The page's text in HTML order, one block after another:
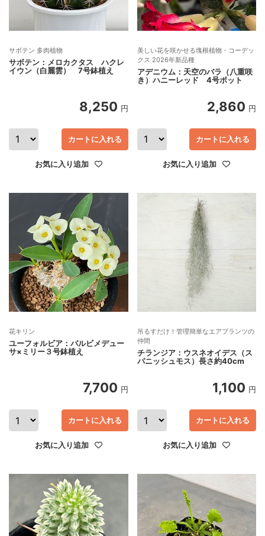
サボテン 多肉植物
サボテン：メロカクタス ハクレ
イウン（白麗雲） 7号鉢植え
8,250 円
お気に入り追加
カートに入れる
美しい花を咲かせる塊根植物・コーデッ
クス 2026年新品種
アデニウム：天空のバラ（八重咲
き）ハニーレッド 4号ポット
2,860 円
お気に入り追加
カートに入れる
花キリン
ユーフォルビア：パルビメデュー
サ×ミリー３号鉢植え
7,700 円
お気に入り追加
カートに入れる
吊るすだけ！管理簡単なエアプランツの
仲間
チランジア：ウスネオイデス（ス
パニッシュモス）長さ約40cm
1,100 円
お気に入り追加
カートに入れる